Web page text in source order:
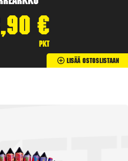
€
pkt
Lisää Ostoslistaan